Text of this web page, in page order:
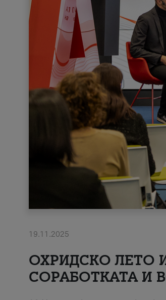
19.11.2025
ОХРИДСКО ЛЕТО
СОРАБОТКАТА И